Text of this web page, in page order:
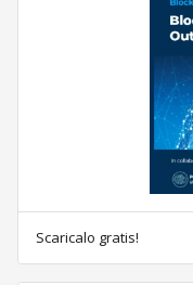
Scaricalo gratis!